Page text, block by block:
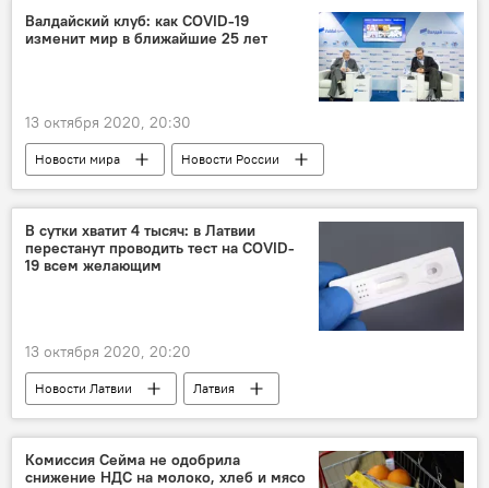
работа
Сергей Рекеда
Валдайский клуб: как COVID-19
изменит мир в ближайшие 25 лет
13 октября 2020, 20:30
Новости мира
Новости России
Новости Балтии
Россия
международный дискуссионный клуб "Валдай"
доклад
Сергей Лавров
В сутки хватит 4 тысяч: в Латвии
перестанут проводить тест на COVID-
19 всем желающим
13 октября 2020, 20:20
Новости Латвии
Латвия
коронавирус
Илзе Винькеле
Комиссия Сейма не одобрила
снижение НДС на молоко, хлеб и мясо